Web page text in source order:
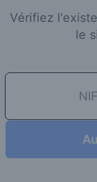
Vérifiez
le